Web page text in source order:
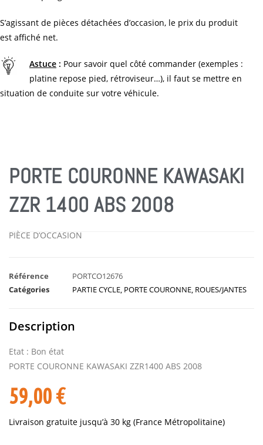
S’agissant de pièces détachées d’occasion, le prix du produit
est affiché net.
Astuce : Pour savoir quel côté commander (exemples :
platine repose pied, rétroviseur…), il faut se mettre en
situation de conduite sur votre véhicule.
PORTE COURONNE KAWASAKI
ZZR 1400 ABS 2008
PIÈCE D’OCCASION
Référence
PORTCO12676
Catégories
PARTIE CYCLE PORTE COURONNE ROUES/JANTES
Description
Etat : Bon état
PORTE COURONNE KAWASAKI ZZR1400 ABS 2008
59,00€
Livraison gratuite jusqu’à 30 kg (France Métropolitaine)